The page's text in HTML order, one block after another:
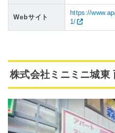
Webサイト
https://
1/
株式会社ミニミニ城東